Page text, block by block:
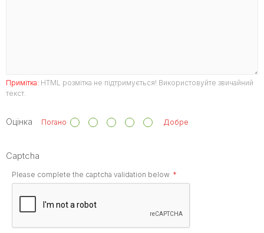
Примітка: HTML розмітка не підтримується! Використовуйте звичайний
текст.
Оцінка Погано Добре
Captcha
Please complete the captcha validation below